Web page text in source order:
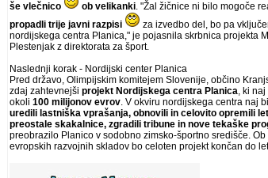
še vlečnico
ob velikanki. "Žal žičnice ni bilo mogoče
propadli trije javni razpisi
za izvedbo del, bo pa
nordijskega centra Planica," je pojasnila skrbnica projekta
Plestenjak z direktorata za šport.
Naslednji korak - Nordijski center Planica
Pred državo, Olimpijskim komitejem Slovenije, občino
zdaj zahtevnejši projekt Nordijskega centra Planica, ki
okoli 100 milijonov evrov. V okviru nordijskega centra naj
uredili lastniška vprašanja, obnovili in celovito opremili
preostale skakalnice, zgradili tribune in nove tekaške
preobrazilo Planico v sodobno zimsko-športno središče.
evropskih razvojnih skladov bo celoten projekt končan do